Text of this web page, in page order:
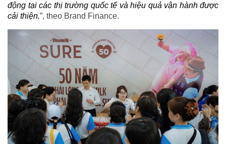
động tại các thị trường quốc tế và hiệu quả vận hành được
cải thiện.”, theo Brand Finance.